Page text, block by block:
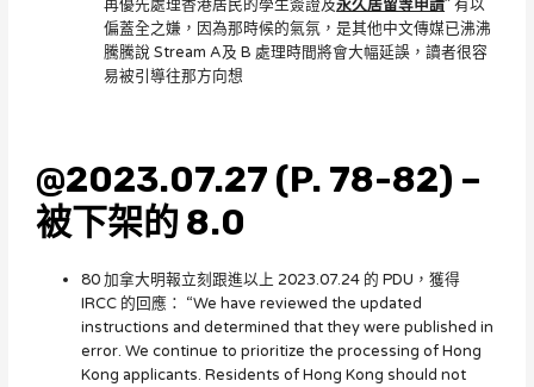
再優先處理香港居民的學生簽證及永久居留等申請” 有以
偏蓋全之嫌，因為那時候的氣氛，是其他中文傳媒已沸沸
騰騰說 Stream A及 B 處理時間將會大幅延誤，讀者很容
易被引導往那方向想
@2023.07.27 (P. 78-82) –
被下架的 8.0
80 加拿大明報立刻跟進以上 2023.07.24 的 PDU，獲得
IRCC 的回應： “We have reviewed the updated
instructions and determined that they were published in
error. We continue to prioritize the processing of Hong
Kong applicants. Residents of Hong Kong should not